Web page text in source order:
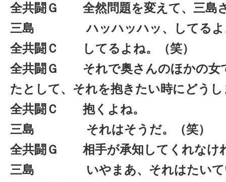
全共闘Ｇ 全然問題を変えて、三島
三島 ハッハッハッ、してるよ
全共闘Ｃ してるよね。（笑）
全共闘Ｇ それで奥さんのほかの女
たとして、それを抱きたい時にどう
全共闘Ｃ 抱くよね。
三島 それはそうだ。（笑）
全共闘Ｇ 相手が承知してくれなけ
三島 いやまあ、それはたいてい